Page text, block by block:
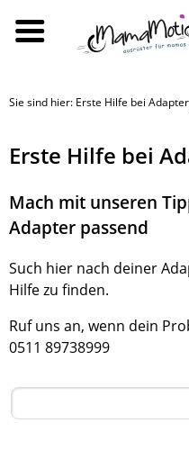
Sie sind hier: Erste Hilfe bei
Erste Hilfe bei
Mach mit unseren
Adapter passend
Such hier nach deiner
Hilfe zu finden.
Ruf uns an, wenn dein
0511 89738999